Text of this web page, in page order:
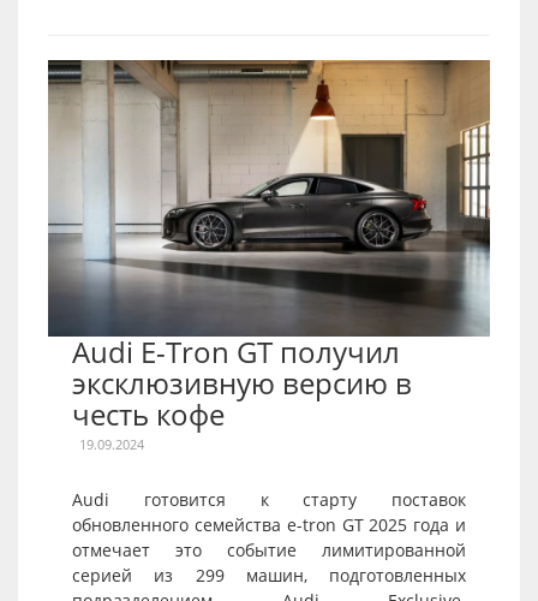
Audi E-Tron GT получил
эксклюзивную версию в
честь кофе
19.09.2024
Audi готовится к старту поставок
обновленного семейства e-tron GT 2025 года и
отмечает это событие лимитированной
серией из 299 машин, подготовленных